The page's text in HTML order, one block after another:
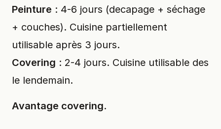
Peinture : 4-6 jours (decapage + séchage
+ couches). Cuisine partiellement
utilisable après 3 jours.
Covering : 2-4 jours. Cuisine utilisable des
le lendemain.
Avantage covering.